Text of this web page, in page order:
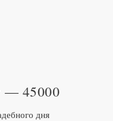
— 45000
дня